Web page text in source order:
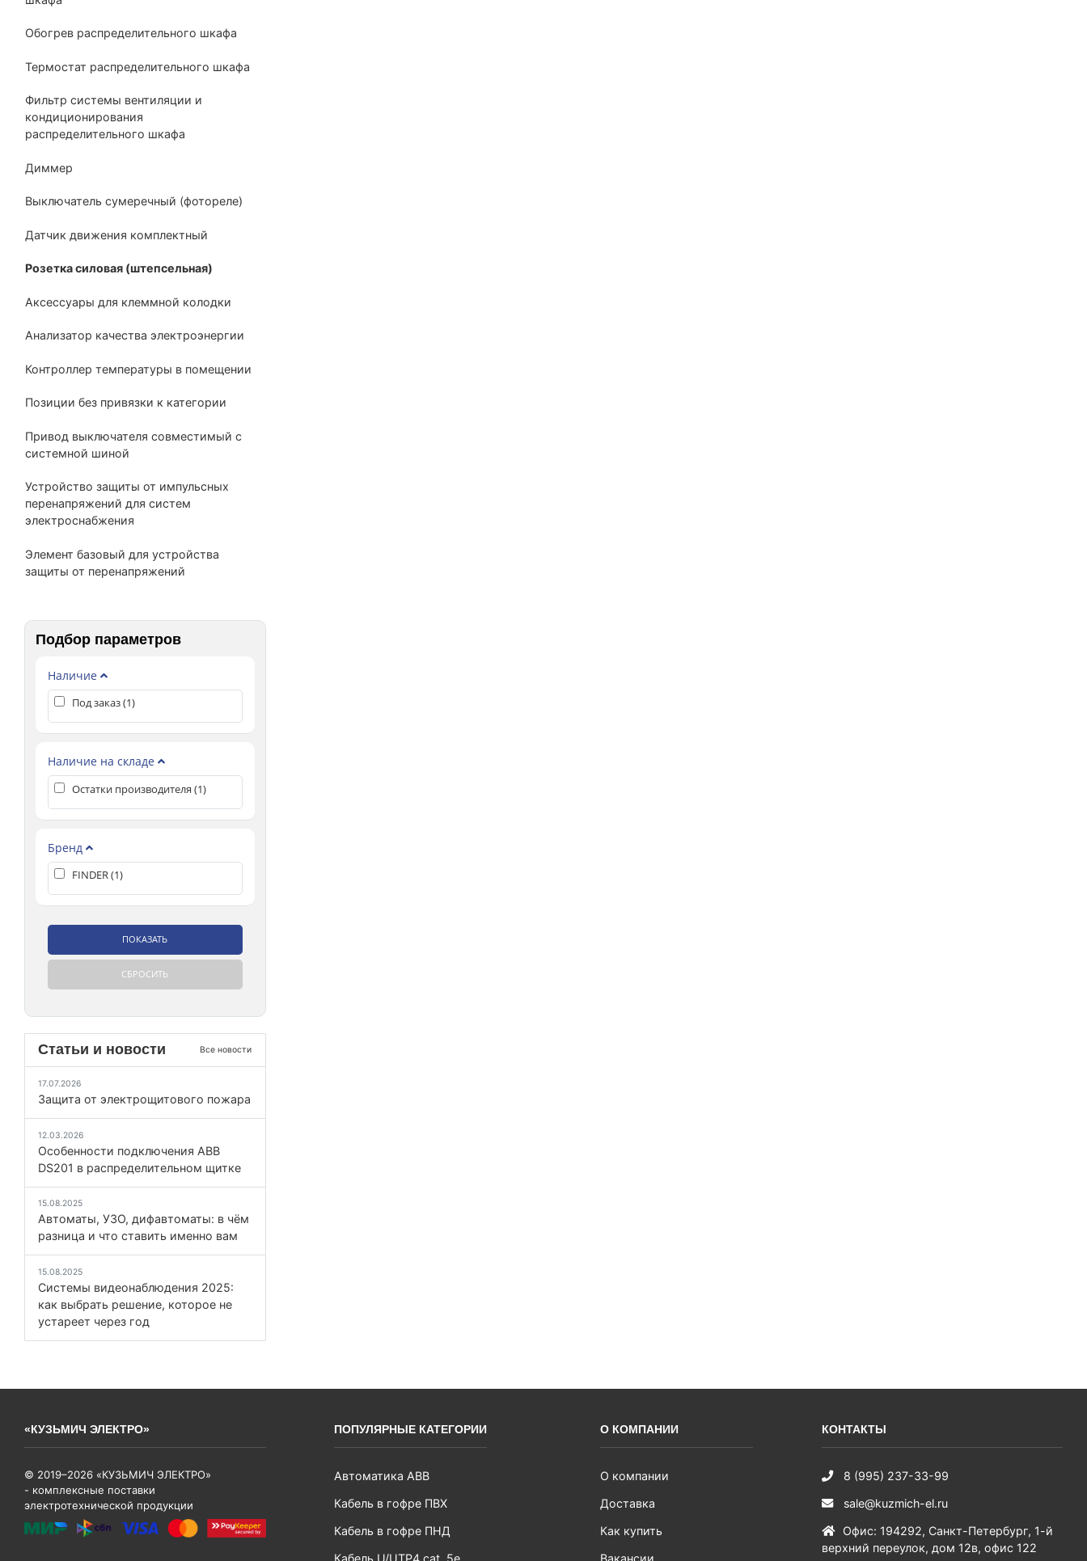
Обогрев распределительного шкафа
Термостат распределительного шкафа
Фильтр системы вентиляции и
кондиционирования
распределительного шкафа
Диммер
Выключатель сумеречный (фотореле)
Датчик движения комплектный
Розетка силовая (штепсельная)
Аксессуары для клеммной колодки
Анализатор качества электроэнергии
Контроллер температуры в помещении
Позиции без привязки к категории
Привод выключателя совместимый с
системной шиной
Устройство защиты от импульсных
перенапряжений для систем
электроснабжения
Элемент базовый для устройства
защиты от перенапряжений
Подбор параметров
Наличие
Под заказ (1)
Наличие на складе
Остатки производителя (1)
Бренд
FINDER (1)
Статьи и новости Все новости
17.07.2026
Защита от электрощитового пожара
12.03.2026
Особенности подключения ABB
DS201 в распределительном щитке
15.08.2025
Автоматы, УЗО, дифавтоматы: в чём
разница и что ставить именно вам
15.08.2025
Системы видеонаблюдения 2025:
как выбрать решение, которое не
устареет через год
«КУЗЬМИЧ ЭЛЕКТРО»
© 2019–2026 «КУЗЬМИЧ ЭЛЕКТРО»
- комплексные поставки
электротехнической продукции
ПОПУЛЯРНЫЕ КАТЕГОРИИ
Автоматика ABB
Кабель в гофре ПВХ
Кабель в гофре ПНД
О КОМПАНИИ
О компании
Доставка
Как купить
КОНТАКТЫ
8 (995) 237-33-99
sale@kuzmich-el.ru
Офис: 194292, Санкт-Петербург, 1-й
верхний переулок, дом 12в, офис 122